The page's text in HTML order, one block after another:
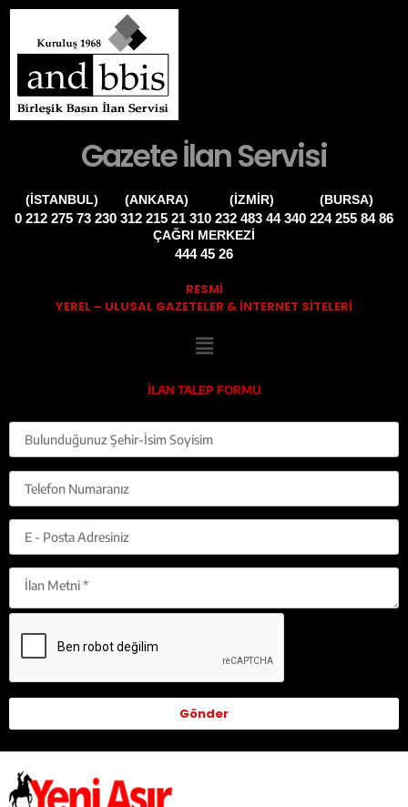
Gazete İlan Servisi
(İSTANBUL)
0 212 275 73 23
(ANKARA)
0 312 215 21 31
(İZMIR)
0 232 483 44 34
(BURSA)
0 224 255 84 86
ÇAĞRI MERKEZİ
444 45 26
RESMİ
YEREL – ULUSAL GAZETELER & INTERNET SITELERI
İLAN TALEP FORMU